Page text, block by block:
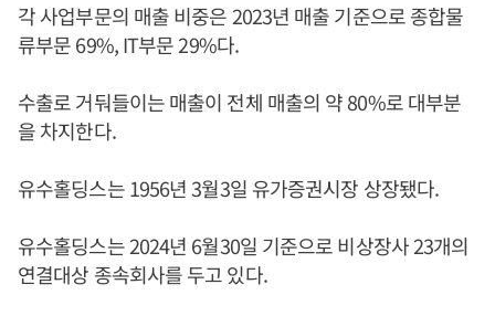
각 사업부문의 매출 비중은 2023년 매출 기준으로 종합물
류부문 69%, IT부문 29%다.
수출로 거둬들이는 매출이 전체 매출의 약 80%로 대부분
을 차지한다.
유수홀딩스는 1956년 3월3일 유가증권시장 상장됐다.
유수홀딩스는 2024년 6월30일 기준으로 비상장사 23개의
연결대상 종속회사를 두고 있다.